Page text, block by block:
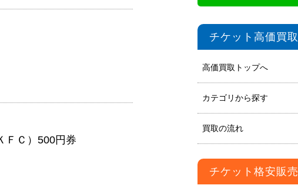
ＦＣ）500円券
チケット高価買取
高価買取トップへ
カテゴリから探す
買取の流れ
チケット格安販売